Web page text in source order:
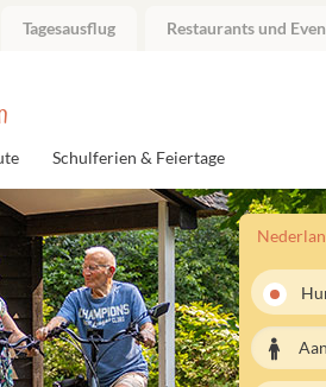
Tagesausflug Restaurants und
Schulferien & Feiertage